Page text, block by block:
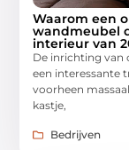
Waarom een
wandmeubel
interieur van
De inrichting van
een interessante
voorheen
kastje,
Bedrijven